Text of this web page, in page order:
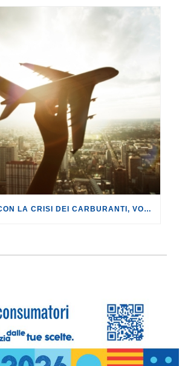
TURISMO: CON LA CRISI DEI CARBURANTI, VOLI A RISCHIO CANCELLAZIONE O RINCARO.